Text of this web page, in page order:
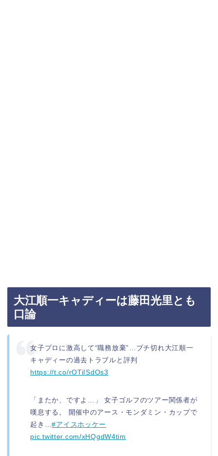
大江順一キャディーは藤田光里とも
口論
女子プロに激高して“職務放棄”…ブチ切れ大江順一
キャディーの過去トラブルと評判
https://t.co/rOTiISdOs3
「またか、ですよ…」 女子ゴルフのツアー関係者が
嘆息する。 開催中のアース・モンダミン・カップで
起き…#アイスホッケー
pic.twitter.com/xHQgdW4tim